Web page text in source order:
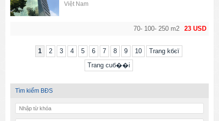
23 USD
70- 100- 250 m2
Việt Nam
1 2 3 4 5 6 7 8 9 10
Trang kбєї
Trang cuб��i
Tìm kiếm BĐS